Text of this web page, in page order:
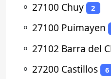
⚬ 27100 Chuy 2
⚬ 27100 Puimayen
⚬ 27102 Barra del
⚬ 27200 Castillos 6